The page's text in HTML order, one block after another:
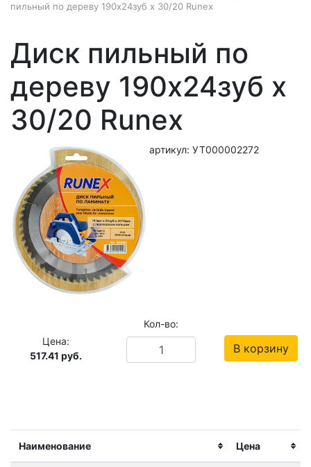
пильный по дереву 190х24зуб х 30/20 Runex
Наименование Цена
Диск пильный по
дереву 190х24зуб х
30/20 Runex
артикул: УТ000002272
Цена:
517.41 руб.
Кол-во:
В корзину